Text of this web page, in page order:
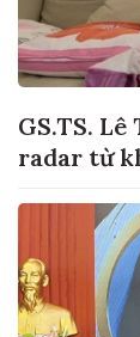
GS.TS.
radar từ